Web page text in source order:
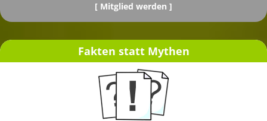
[ Mitglied werden ]
[ Spenden ]
Fakten statt Mythen